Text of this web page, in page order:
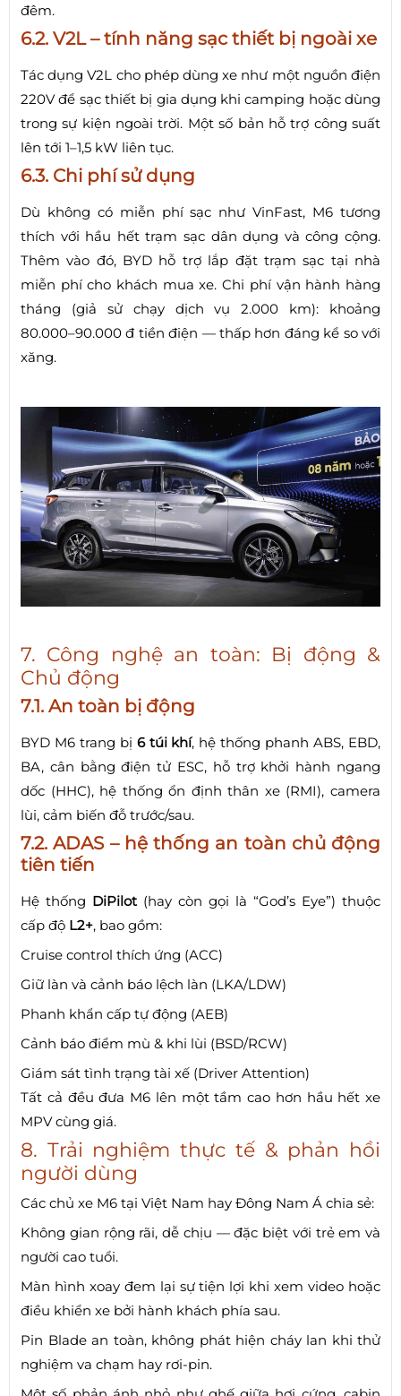
đêm.
6.2. V2L – tính năng sạc thiết bị ngoài xe
Tác dụng V2L cho phép dùng xe như một nguồn điện
220V để sạc thiết bị gia dụng khi camping hoặc dùng
trong sự kiện ngoài trời. Một số bản hỗ trợ công suất
lên tới 1–1,5 kW liên tục.
6.3. Chi phí sử dụng
Dù không có miễn phí sạc như VinFast, M6 tương
thích với hầu hết trạm sạc dân dụng và công cộng.
Thêm vào đó, BYD hỗ trợ lắp đặt trạm sạc tại nhà
miễn phí cho khách mua xe. Chi phí vận hành hàng
tháng (giả sử chạy dịch vụ 2.000 km): khoảng
80.000–90.000 đ tiền điện — thấp hơn đáng kể so với
xăng.
7. Công nghệ an toàn: Bị động &
Chủ động
7.1. An toàn bị động
BYD M6 trang bị 6 túi khí, hệ thống phanh ABS, EBD,
BA, cân bằng điện tử ESC, hỗ trợ khởi hành ngang
dốc (HHC), hệ thống ổn định thân xe (RMI), camera
lùi, cảm biến đỗ trước/sau.
7.2. ADAS – hệ thống an toàn chủ động
tiên tiến
Hệ thống DiPilot(hay còn gọi là “God’s Eye”) thuộc
cấp độ L2+, bao gồm:
Cruise control thích ứng (ACC)
Giữ làn và cảnh báo lệch làn (LKA/LDW)
Phanh khẩn cấp tự động (AEB)
Cảnh báo điểm mù & khi lùi (BSD/RCW)
Giám sát tình trạng tài xế (Driver Attention)
Tất cả đều đưa M6 lên một tầm cao hơn hầu hết xe
MPV cùng giá.
8. Trải nghiệm thực tế & phản hồi
người dùng
Các chủ xe M6 tại Việt Nam hay Đông Nam Á chia sẻ:
Không gian rộng rãi, dễ chịu — đặc biệt với trẻ em và
người cao tuổi.
Màn hình xoay đem lại sự tiện lợi khi xem video hoặc
điều khiển xe bởi hành khách phía sau.
Pin Blade an toàn, không phát hiện cháy lan khi thử
nghiệm va chạm hay rơi-pin.